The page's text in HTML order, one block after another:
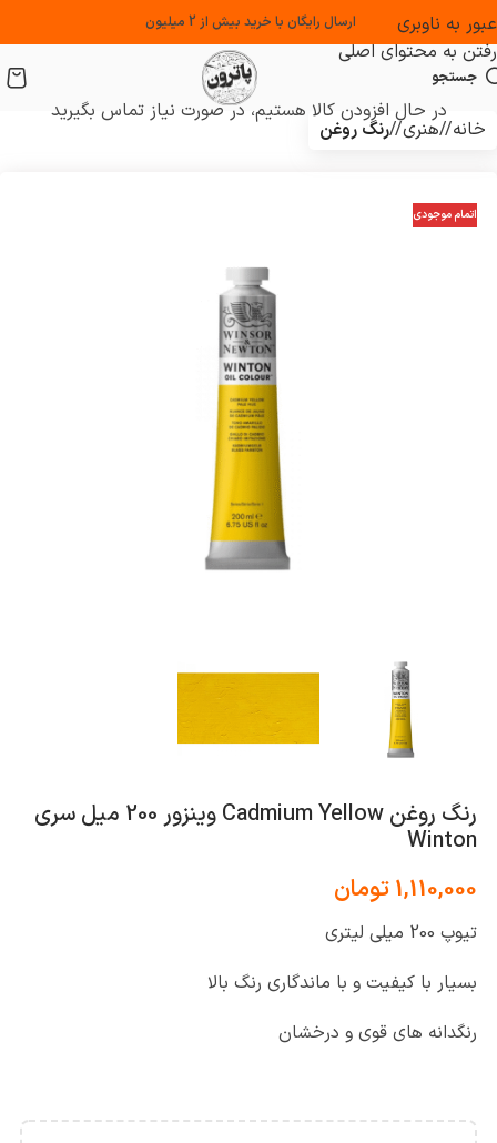
عبور به ناوبری
رفتن به محتوای اصلی
ارسال رایگان با خرید بیش از 2 میلیون
جستجو
در حال افزودن کالا هستیم، در صورت نیاز تماس بگیرید
خانه/ هنری/ رنگ روغن
اتمام موجودی
رنگ روغن Cadmium Yellow وینزور 200 میل سری
Winton
1,110,000تومان
تیوپ 200 میلی لیتری
بسیار با کیفیت و با ماندگاری رنگ بالا
رنگدانه های قوی و درخشان